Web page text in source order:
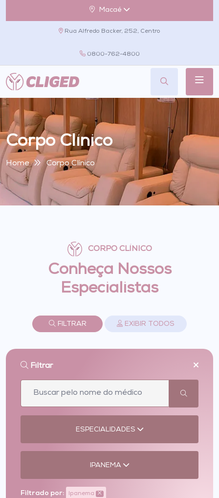
Macaé
Rua Alfredo Backer, 252, Centro
0800-762-4800
Corpo Clínico
Home Corpo Clínico
CORPO CLÍNICO
Conheça Nossos
Especialistas
FILTRAR EXIBIR TODOS
Filtrar
ESPECIALIDADES
IPANEMA
Filtrado por: Ipanema